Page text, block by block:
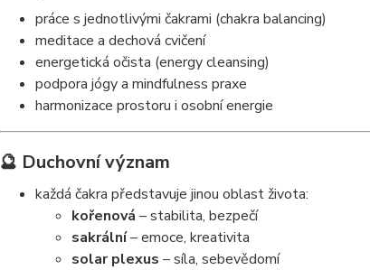
práce s jednotlivými čakrami (chakra balancing)
meditace a dechová cvičení
energetická očista (energy cleansing)
podpora jógy a mindfulness praxe
harmonizace prostoru i osobní energie
🔮 Duchovní význam
každá čakra představuje jinou oblast života:
kořenová – stabilita, bezpečí
sakrální– emoce, kreativita
solar plexus – síla, sebevědomí